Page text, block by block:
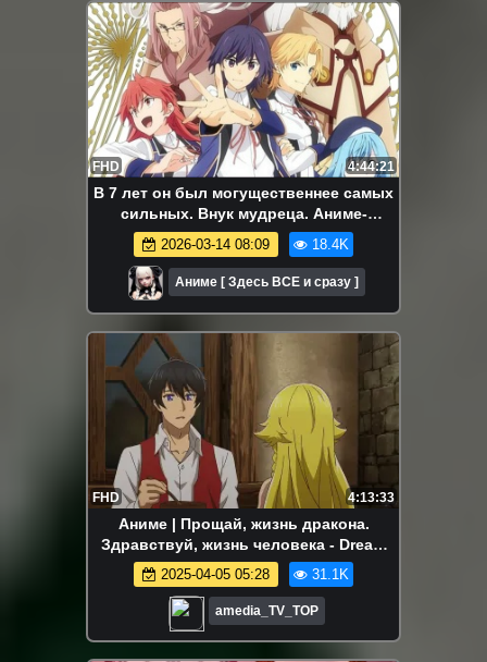
FHD 4:44:21
В 7 лет он был могущественнее самых
сильных. Внук мудреца. Аниме-
марафон. Все серии подряд.
2026-03-14 08:09 18.4K
Аниме [ Здесь ВСЕ и сразу ]
FHD 4:13:33
Аниме | Прощай, жизнь дракона.
Здравствуй, жизнь человека - Dream
Cast | 1080 FHD | Все серии Аниме
Марафон
2025-04-05 05:28 31.1K
amedia_TV_TOP